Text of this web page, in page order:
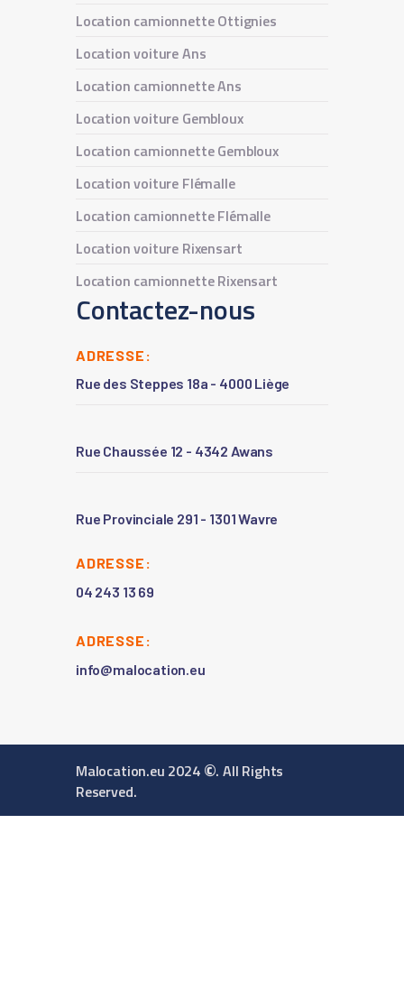
Location camionnette Ottignies
Location voiture Ans
Location camionnette Ans
Location voiture Gembloux
Location camionnette Gembloux
Location voiture Flémalle
Location camionnette Flémalle
Location voiture Rixensart
Location camionnette Rixensart
Contactez-nous
ADRESSE:
Rue des Steppes 18a - 4000 Liège
Rue Chaussée 12 - 4342 Awans
Rue Provinciale 291 - 1301 Wavre
ADRESSE:
04 243 13 69
ADRESSE:
info@malocation.eu
Malocation.eu 2024 ©. All Rights
Reserved.